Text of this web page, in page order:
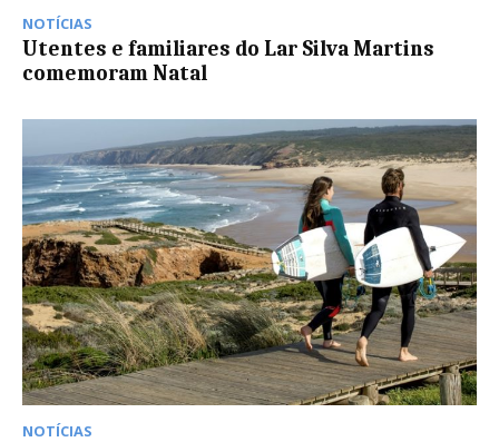
NOTÍCIAS
Utentes e familiares do Lar Silva Martins
comemoram Natal
NOTÍCIAS